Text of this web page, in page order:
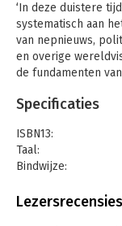
‘In deze duistere
systematisch aan
van nepnieuws,
en overige
de fundamenten
De traditionele
de democratische
bedreigd. In zijn
duisternis met een
steeds snellere
Specificaties
ISBN13:
Taal:
Bindwijze:
Uitgever:
Lezersrecensies